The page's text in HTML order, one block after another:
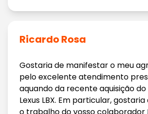
Ricardo Rosa
Gostaria de manifestar o meu
pelo excelente atendimento
aquando da recente aquisição
Lexus LBX. Em particular,
o trabalho do vosso colaborador